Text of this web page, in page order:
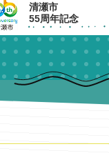
清瀬市
55周年記念